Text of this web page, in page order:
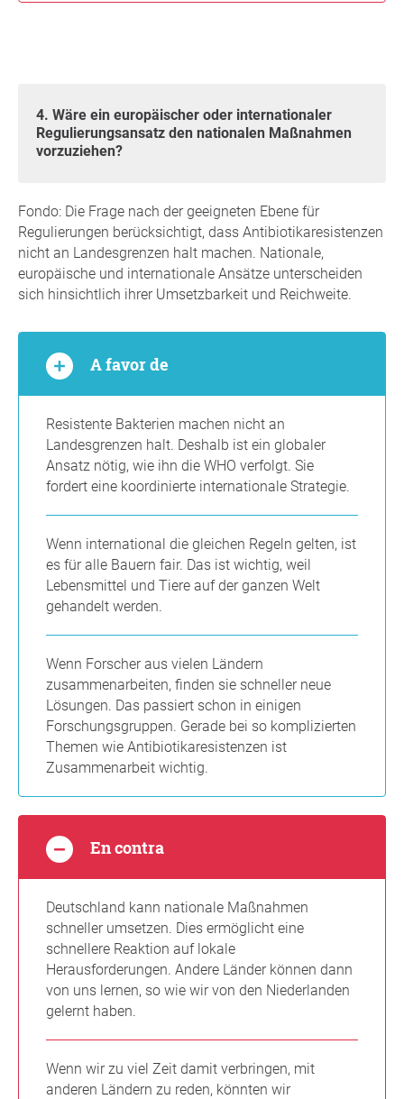
4. Wäre ein europäischer oder internationaler
Regulierungsansatz den nationalen Maßnahmen
vorzuziehen?
Fondo: Die Frage nach der geeigneten Ebene für
Regulierungen berücksichtigt, dass Antibiotikaresistenzen
nicht an Landesgrenzen halt machen. Nationale,
europäische und internationale Ansätze unterscheiden
sich hinsichtlich ihrer Umsetzbarkeit und Reichweite.
A favor de
Resistente Bakterien machen nicht an
Landesgrenzen halt. Deshalb ist ein globaler
Ansatz nötig, wie ihn die WHO verfolgt. Sie
fordert eine koordinierte internationale Strategie.
Wenn international die gleichen Regeln gelten, ist
es für alle Bauern fair. Das ist wichtig, weil
Lebensmittel und Tiere auf der ganzen Welt
gehandelt werden.
Wenn Forscher aus vielen Ländern
zusammenarbeiten, finden sie schneller neue
Lösungen. Das passiert schon in einigen
Forschungsgruppen. Gerade bei so komplizierten
Themen wie Antibiotikaresistenzen ist
Zusammenarbeit wichtig.
En contra
Deutschland kann nationale Maßnahmen
schneller umsetzen. Dies ermöglicht eine
schnellere Reaktion auf lokale
Herausforderungen. Andere Länder können dann
von uns lernen, so wie wir von den Niederlanden
gelernt haben.
Wenn wir zu viel Zeit damit verbringen, mit
anderen Ländern zu reden, könnten wir